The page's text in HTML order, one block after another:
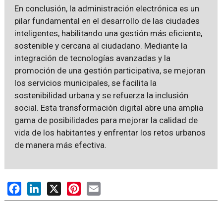
En conclusión, la administración electrónica es un
pilar fundamental en el desarrollo de las ciudades
inteligentes, habilitando una gestión más eficiente,
sostenible y cercana al ciudadano. Mediante la
integración de tecnologías avanzadas y la
promoción de una gestión participativa, se mejoran
los servicios municipales, se facilita la
sostenibilidad urbana y se refuerza la inclusión
social. Esta transformación digital abre una amplia
gama de posibilidades para mejorar la calidad de
vida de los habitantes y enfrentar los retos urbanos
de manera más efectiva.
FacebookLinkedIn
X PinterestEmail